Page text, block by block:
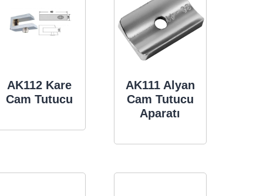
AK112 Kare
Cam Tutucu
AK111 Alyan
Cam Tutucu
Aparatı